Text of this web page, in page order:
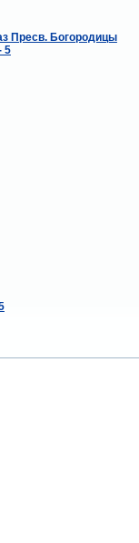
Пресв. Богородицы
5